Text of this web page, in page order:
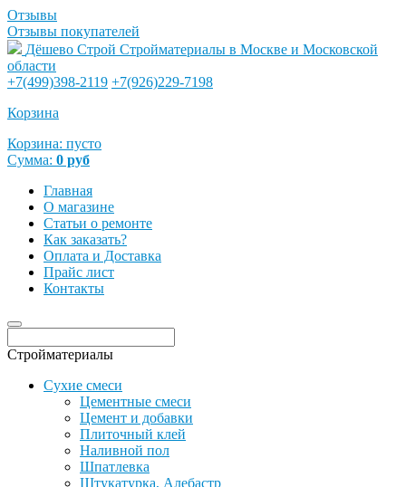
Отзывы
Отзывы покупателей
Дёшево Строй Стройматериалы в Москве и Московской
области
+7(499)398-2119 +7(926)229-7198
Корзина
Корзина: пусто
Сумма: 0 руб
Главная
О магазине
Статьи о ремонте
Как заказать?
Оплата и Доставка
Прайс лист
Контакты
Стройматериалы
Сухие смеси
Цементные смеси
Цемент и добавки
Плиточный клей
Наливной пол
Шпатлевка
Штукатурка, Алебастр